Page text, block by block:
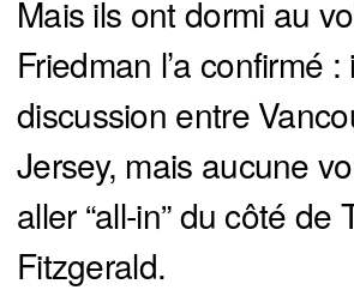
Mais ils ont dormi au
Friedman l’a confirmé
discussion entre
Jersey, mais aucune
aller “all-in” du côté de
Fitzgerald.